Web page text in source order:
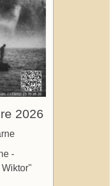
2026
-